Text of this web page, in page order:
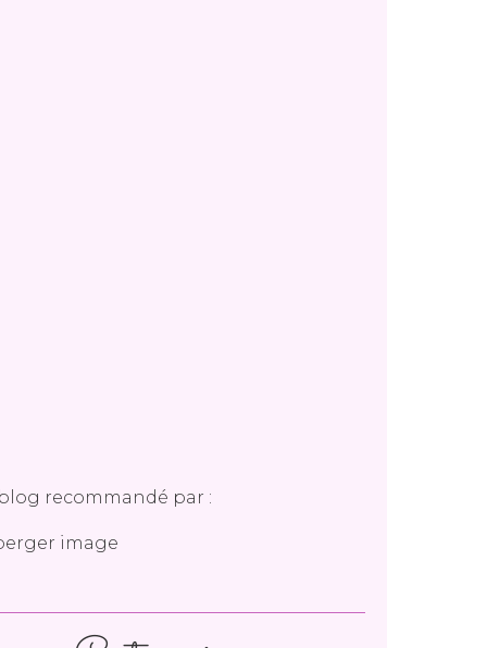
recommandé par :